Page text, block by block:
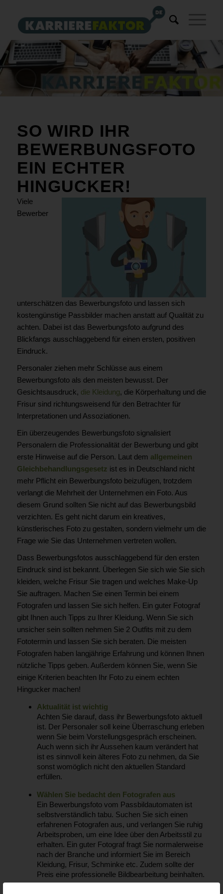
SO WIRD IHR
BEWERBUNGSFOTO
EIN ECHTER
HINGUCKER!
Viele
Bewerber
unterschätzen das Bewerbungsfoto und lassen sich
kostengünstige Passbilder machen anstatt auf Qualität zu
achten. Dabei ist das Bewerbungsfoto aufgrund des
Blickfangs ausschlaggebend für einen ersten, positiven
Eindruck.
Personaler ziehen mehr Schlüsse aus einem
Bewerbungsfoto als den meisten bewusst. Der
Gesichtsausdruck, die Kleidung, die Körperhaltung und die
Frisur sind richtungsweisend für den Betrachter für
Interpretationen und Assoziationen.
Ein überzeugendes Bewerbungsfoto signalisiert
Personalern die Professionalität der Bewerbung und gibt
erste Hinweise auf die Person. Laut dem allgemeinen
Gleichbehandlungsgesetz ist es in Deutschland nicht
mehr Pflicht ein Bewerbungsfoto beizufügen, trotzdem
verlangt die Mehrheit der Unternehmen ein Foto. Aus
diesem Grund sollten Sie nicht auf das Bewerbungsbild
verzichten. Es geht nicht darum ein kreatives,
künstlerisches Foto zu gestalten, sondern vielmehr um die
Frage wie Sie das Unternehmen vertreten wollen.
Dass Bewerbungsfotos ausschlaggebend für den ersten
Eindruck sind ist bekannt. Überlegen Sie sich wie Sie sich
kleiden, welche Frisur Sie tragen und welches Make-Up
Sie auftragen. Machen Sie einen Termin bei einem
Fotografen und lassen Sie sich helfen. Ein guter Fotograf
gibt Ihnen auch Tipps zu Ihrer Kleidung. Wenn Sie sich
unsicher sein sollten nehmen Sie 2 Outfits mit zu dem
Fototermin und lassen Sie sich beraten. Die meisten
Fotografen haben langjährige Erfahrung und können Ihnen
nützliche Tipps geben. Außerdem können Sie, wenn Sie
einige Kriterien beachten Ihr Foto zu einem echten
Hingucker machen!
Aktualität ist wichtig
Achten Sie darauf, dass ihr Bewerbungsfoto aktuell
ist. Der Personaler soll keine Überraschung erleben
wenn Sie beim Vorstellungsgespräch erscheinen.
Auch wenn sich ihr Aussehen kaum verändert hat
ist es sinnvoll kein älteres Foto zu nehmen, da Sie
sonst womöglich nicht den aktuellen Standard
erfüllen.
Wählen Sie bedacht den Fotografen aus
Ein Bewerbungsfoto vom Passbildautomaten ist
selbstverständlich tabu. Suchen Sie sich einen
erfahrenen Fotografen aus, und verlangen Sie ruhig
Arbeitsproben, um eine Idee über den Arbeitsstil zu
erhalten. Ein guter Fotograf fragt Sie normalerweise
nach der Branche und informiert Sie im Bereich
Kleidung, Frisur, Schminke etc. Zudem sollte der
Preis eine professionelle Bildbearbeitung beinhalten.